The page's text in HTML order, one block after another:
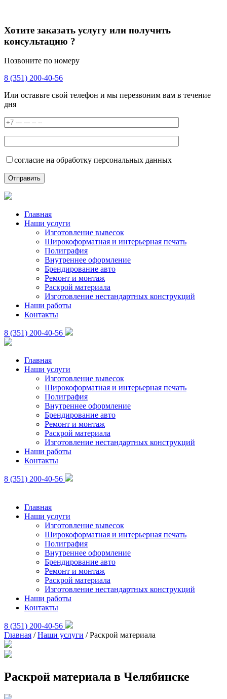
Хотите заказать услугу или получить
консультацию ?
Позвоните по номеру
8 (351) 200-40-56
Или оставьте свой телефон и мы перезвоним вам в течение
дня
согласие на обработку персональных данных
Главная
Наши услуги
Изготовление вывесок
Широкоформатная и интерьерная печать
Полиграфия
Внутреннее оформление
Брендирование авто
Ремонт и монтаж
Раскрой материала
Изготовление нестандартных конструкций
Наши работы
Контакты
8 (351) 200-40-56
Главная
Наши услуги
Изготовление вывесок
Широкоформатная и интерьерная печать
Полиграфия
Внутреннее оформление
Брендирование авто
Ремонт и монтаж
Раскрой материала
Изготовление нестандартных конструкций
Наши работы
Контакты
8 (351) 200-40-56
Главная
Наши услуги
Изготовление вывесок
Широкоформатная и интерьерная печать
Полиграфия
Внутреннее оформление
Брендирование авто
Ремонт и монтаж
Раскрой материала
Изготовление нестандартных конструкций
Наши работы
Контакты
8 (351) 200-40-56
Главная /Наши услуги /Раскрой материала
Раскрой материала в Челябинске